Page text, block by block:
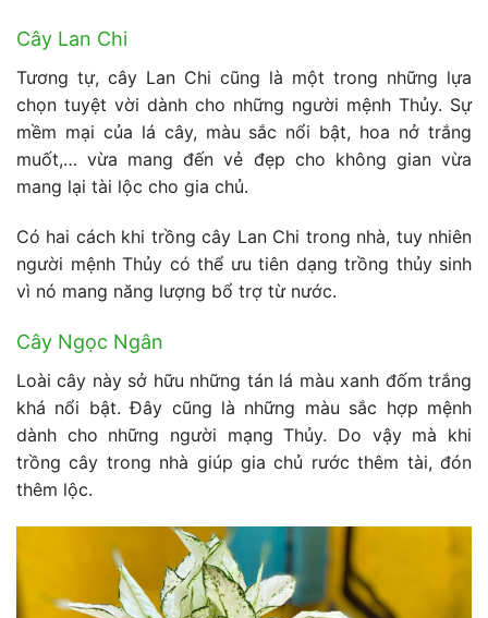
Cây Lan Chi
Tương tự, cây Lan Chi cũng là một trong những lựa
chọn tuyệt vời dành cho những người mệnh Thủy. Sự
mềm mại của lá cây, màu sắc nổi bật, hoa nở trắng
muốt,… vừa mang đến vẻ đẹp cho không gian vừa
mang lại tài lộc cho gia chủ.
Có hai cách khi trồng cây Lan Chi trong nhà, tuy nhiên
người mệnh Thủy có thể ưu tiên dạng trồng thủy sinh
vì nó mang năng lượng bổ trợ từ nước.
Cây Ngọc Ngân
Loài cây này sở hữu những tán lá màu xanh đốm trắng
khá nổi bật. Đây cũng là những màu sắc hợp mệnh
dành cho những người mạng Thủy. Do vậy mà khi
trồng cây trong nhà giúp gia chủ rước thêm tài, đón
thêm lộc.